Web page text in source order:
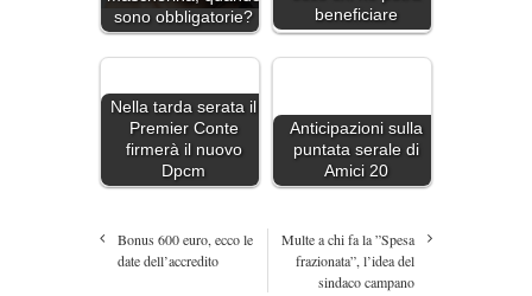
sono obbligatorie?
beneficiare
Nella tarda serata il
Premier Conte
firmerà il nuovo
Dpcm
Anticipazioni sulla
puntata serale di
Amici 20
Bonus 600 euro, ecco le
date dell’accredito
Multe a chi fa la ”Spesa
frazionata”, l’idea del
sindaco campano